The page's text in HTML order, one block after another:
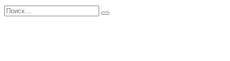
Перейти
к
Search
for: